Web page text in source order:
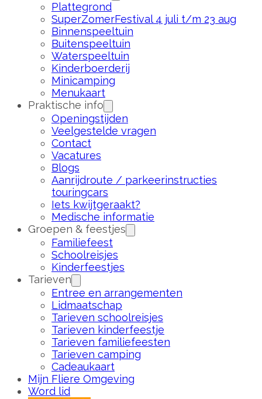
Plattegrond
SuperZomerFestival 4 juli t/m 23 aug
Binnenspeeltuin
Buitenspeeltuin
Waterspeeltuin
Kinderboerderij
Minicamping
Menukaart
Praktische info
Openingstijden
Veelgestelde vragen
Contact
Vacatures
Blogs
Aanrijdroute / parkeerinstructies
touringcars
Iets kwijtgeraakt?
Medische informatie
Groepen & feestjes
Familiefeest
Schoolreisjes
Kinderfeestjes
Tarieven
Entree en arrangementen
Lidmaatschap
Tarieven schoolreisjes
Tarieven kinderfeestje
Tarieven familiefeesten
Tarieven camping
Cadeaukaart
Mijn Fliere Omgeving
Word lid